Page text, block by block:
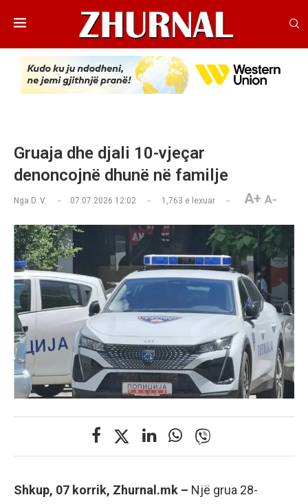
Gruaja dhe djali 10-vjeçar
denoncojnë dhunë në familje
Nga D. V. 07.07.2026 12:02 1,763 e lexuar A+ A-
Shkup, 07 korrik, Zhurnal.mk – Një grua 28-